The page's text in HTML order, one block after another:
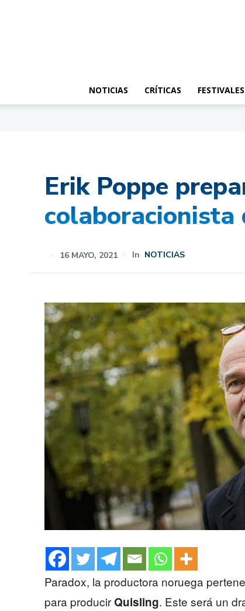
NOTICIAS CRÍTICAS FESTIVALES
Erik Poppe
colaboracionista
16 MAYO, 2021 In NOTICIAS
Paradox, la productora noruega
para producir Quisling. Este será un